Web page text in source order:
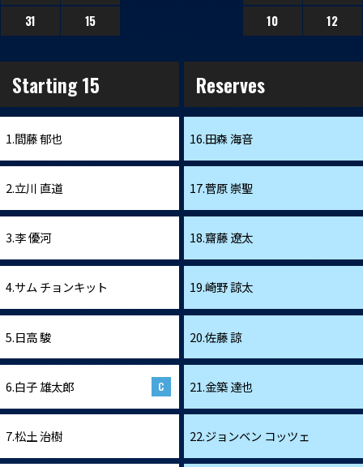
31
15
10
12
Starting 15
1.間藤 郁也
2.立川 直道
3.李 優河
4.サム チョンキット
5.日高 駿
6.白子 雄太郎
7.松土 治樹
Reserves
16.田森 海音
17.菅原 崇聖
18.齋藤 遼太
19.崎野 諒太
20.佐藤 諒
21.金築 達也
22.ジョンベン コッツェ